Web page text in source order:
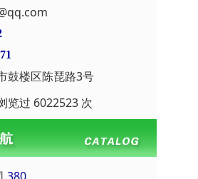
鼓楼区陈琵路3号
览过 6022523 次